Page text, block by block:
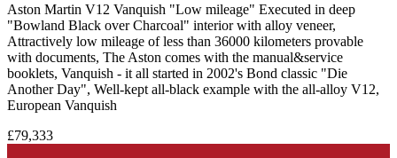
Aston Martin V12 Vanquish "Low mileage" Executed in deep
"Bowland Black over Charcoal" interior with alloy veneer,
Attractively low mileage of less than 36000 kilometers provable
with documents, The Aston comes with the manual&service
booklets, Vanquish - it all started in 2002's Bond classic "Die
Another Day", Well-kept all-black example with the all-alloy V12,
European Vanquish
£79,333